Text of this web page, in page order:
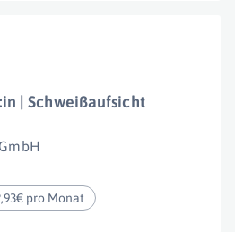
| Schweißaufsicht
pro Monat